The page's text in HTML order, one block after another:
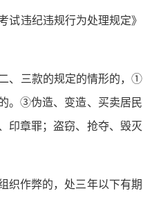
违纪违规行为处理规定》
、三款的规定的情形的，①
。③伪造、变造、买卖居民
印章罪；盗窃、抢夺、毁灭
织作弊的，处三年以下有期